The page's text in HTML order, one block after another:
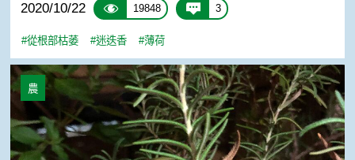
2020/10/22 19848 3
#從根部枯萎 #迷迭香 #薄荷
請問我的迷迭香發生了什麼事？
農